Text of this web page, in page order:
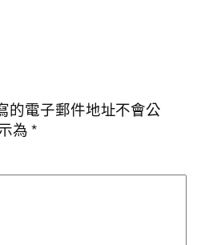
的電子郵件地址不會公
為*